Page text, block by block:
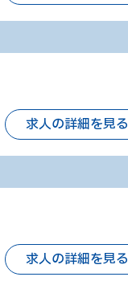
求人の詳細を見る
求人の詳細を見る